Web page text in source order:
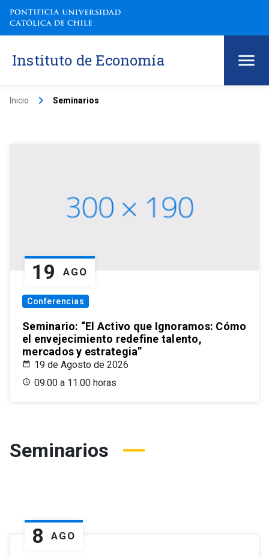
Instituto de Economía
Inicio keyboard_arrow_right Seminarios
19 AGO
Conferencias
Seminario: “El Activo que Ignoramos: Cómo
el envejecimiento redefine talento,
mercados y estrategia”
19 de Agosto de 2026
09:00 a 11:00 horas
Seminarios
8 AGO